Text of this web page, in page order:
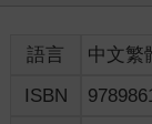
語言 中文繁
ISBN